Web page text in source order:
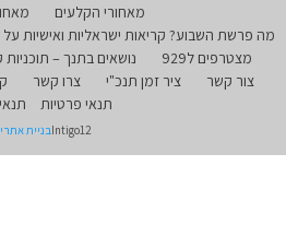
מאחורי הקלעים
מה פרשת השבוע? קריאות ישראליות ואישיות
מצטרפים ל929
נושאים בתנך – תוכניות
צור קשר
ציר זמן תנכ"י צרו קשר
תנאי פרטיות
Intigo12בניית